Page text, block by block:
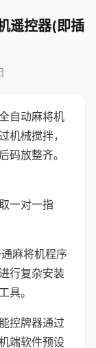
遥控器(即插
自动麻将机
机械搅拌，
码放整齐。
一对一指
麻将机程序
行复杂安装
具。
控牌器通过
端软件预设